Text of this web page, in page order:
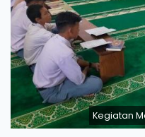
Kegiatan